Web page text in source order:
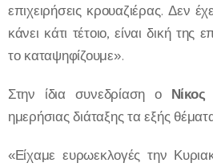
επιχειρήσεις κρουαζιέρας. Δεν
κάνει κάτι τέτοιο, είναι δική της
το καταψηφίζουμε».
Στην ίδια συνεδρίαση ο
ημερήσιας διάταξης τα εξής
«Είχαμε ευρωεκλογές την